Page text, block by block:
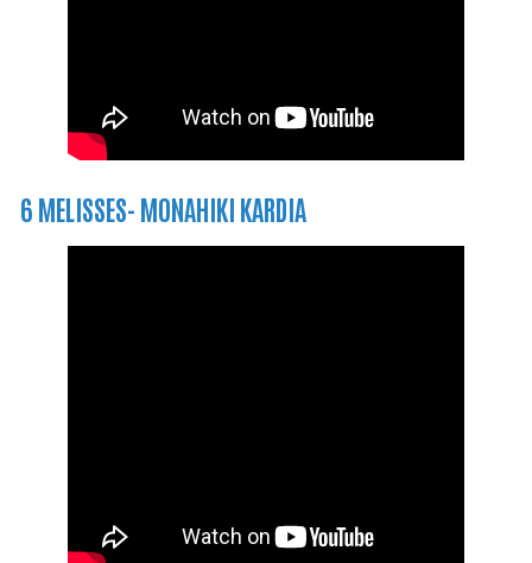
6 MELISSES- MONAHIKI KARDIA